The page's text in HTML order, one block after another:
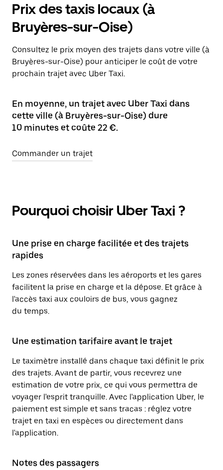
Prix des taxis locaux (à
Bruyères-sur-Oise)
Consultez le prix moyen des trajets dans votre ville (à
Bruyères-sur-Oise) pour anticiper le coût de votre
prochain trajet avec Uber Taxi.
En moyenne, un trajet avec Uber Taxi dans
cette ville (à Bruyères-sur-Oise) dure
10 minutes et coûte 22 €.
Commander un trajet
Pourquoi choisir Uber Taxi ?
Une prise en charge facilitée et des trajets
rapides
Les zones réservées dans les aéroports et les gares
facilitent la prise en charge et la dépose. Et grâce à
l'accès taxi aux couloirs de bus, vous gagnez
du temps.
Une estimation tarifaire avant le trajet
Le taximètre installé dans chaque taxi définit le prix
des trajets. Avant de partir, vous recevrez une
estimation de votre prix, ce qui vous permettra de
voyager l'esprit tranquille. Avec l'application Uber, le
paiement est simple et sans tracas : réglez votre
trajet en taxi en espèces ou directement dans
l'application.
Notes des passagers